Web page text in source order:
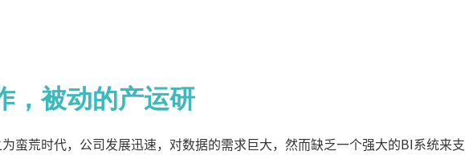
，被动的产运研
蛮荒时代，公司发展迅速，对数据的需求巨大，然而缺乏一个强大的BI系统来支